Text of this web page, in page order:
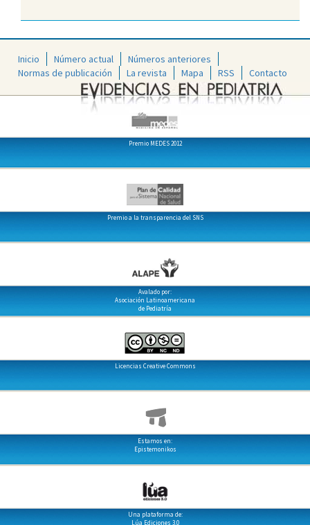
Inicio Número actual
Números anteriores
Normas de publicación
La revista Mapa RSS Contacto
Premio MEDES 2012
Premio a la transparencia del SNS
Avalado por:
Asociación Latinoamericana
de Pediatría
Licencias Creative Commons
Estamos en:
Epistemonikos
Una plataforma de:
Lúa Ediciones 3.0